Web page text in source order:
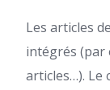
Les articles
intégrés (par
articles…). Le